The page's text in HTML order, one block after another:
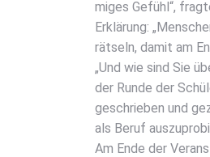
mi­ges Gefühl“,
Erklä­rung:
rät­seln, damit am
„Und wie sind Sie
der Run­de der
geschrie­ben und
als Beruf
Am Ende der